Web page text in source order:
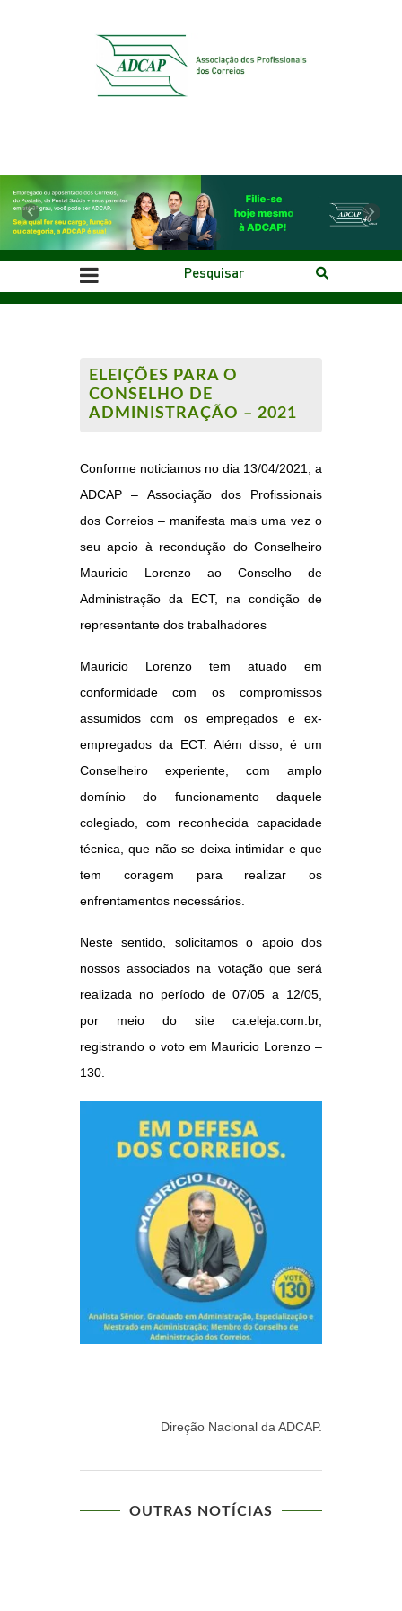
Previous Next
ELEIÇÕES PARA O
CONSELHO DE
ADMINISTRAÇÃO – 2021
Conforme noticiamos no dia 13/04/2021, a
ADCAP – Associação dos Profissionais
dos Correios – manifesta mais uma vez o
seu apoio à recondução do Conselheiro
Mauricio Lorenzo ao Conselho de
Administração da ECT, na condição de
representante dos trabalhadores
Mauricio Lorenzo tem atuado em
conformidade com os compromissos
assumidos com os empregados e ex-
empregados da ECT. Além disso, é um
Conselheiro experiente, com amplo
domínio do funcionamento daquele
colegiado, com reconhecida capacidade
técnica, que não se deixa intimidar e que
tem coragem para realizar os
enfrentamentos necessários.
Neste sentido, solicitamos o apoio dos
nossos associados na votação que será
realizada no período de 07/05 a 12/05,
por meio do site ca.eleja.com.br,
registrando o voto em Mauricio Lorenzo –
130.
Direção Nacional da ADCAP.
OUTRAS NOTÍCIAS